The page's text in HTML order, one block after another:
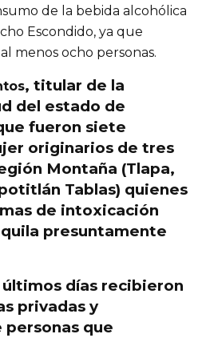
de la bebida alcohólica
Escondido, ya que
menos ocho personas.
, titular de la
del estado de
fueron siete
originarios de tres
Montaña (Tlapa,
Tablas) quienes
de intoxicación
presuntamente
últimos días recibieron
privadas y
personas que